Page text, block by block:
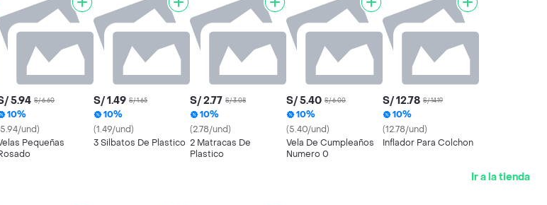
5.94 S/ 6.60
10%
und)
Pequeñas
S/ 1.49 S/ 1.65
10%
(1.49/und)
3 Silbatos De Plastico
S/ 2.77 S/ 3.08
10%
(2.78/und)
2 Matracas De
Plastico
S/ 5.40 S/ 6.00
10%
(5.40/und)
Vela De Cumpleaños
Numero 0
S/ 12.78 S/ 14.19
10%
(12.78/und)
Inflador Para Colchon
Ir a la tienda